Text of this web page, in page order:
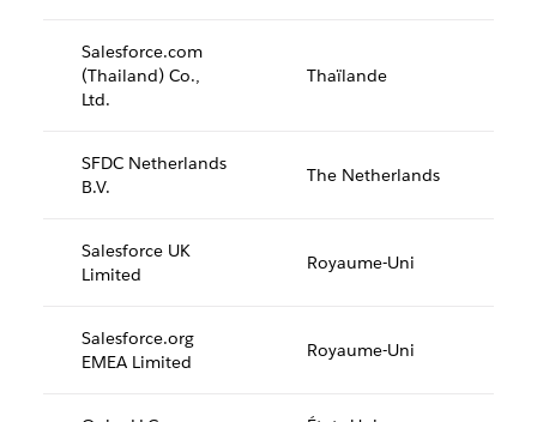
Salesforce.com
(Thailand) Co.,
Ltd.
Thaïlande
SFDC Netherlands
B.V.
The Netherlands
Salesforce UK
Limited
Royaume-Uni
Salesforce.org
EMEA Limited
Royaume-Uni